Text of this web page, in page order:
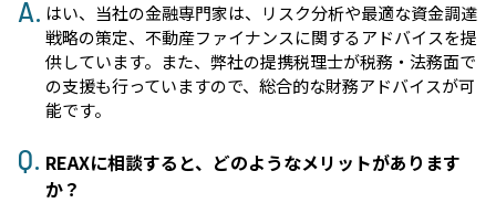
はい、当社の金融専門家は、リスク分析や最適な資金調達
戦略の策定、不動産ファイナンスに関するアドバイスを提
供しています。また、弊社の提携税理士が税務・法務面で
の支援も行っていますので、総合的な財務アドバイスが可
能です。
REAXに相談すると、どのようなメリットがあります
か？